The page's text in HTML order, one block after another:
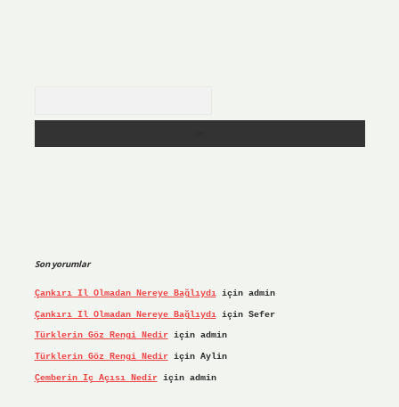
Son yorumlar
Çankırı Il Olmadan Nereye Bağlıydıiçin admin
Çankırı Il Olmadan Nereye Bağlıydıiçin Sefer
Türklerin Göz Rengi Nediriçin admin
Türklerin Göz Rengi Nediriçin Aylin
Çemberin Iç Açısı Nediriçin admin